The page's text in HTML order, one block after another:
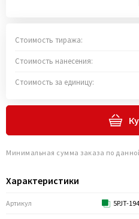
Характеристики
Артикул 5PJT-
Стоимость тиража:
Стоимость нанесения:
Стоимость за единицу:
Минимальная сумма заказа по